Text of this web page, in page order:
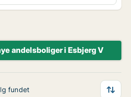
andelsboliger i Esbjerg V
fundet